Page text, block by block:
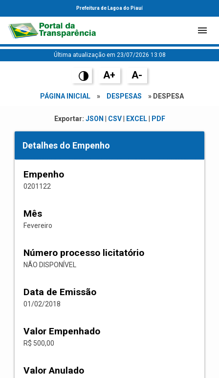
Prefeitura de Lagoa do Piauí
Última atualização em 23/07/2026 13:08
A+ A-
PÁGINA INICIAL » DESPESAS » DESPESA
Exportar: JSON CSV| EXCEL| PDF
Detalhes do Empenho
Empenho
0201122
Mês
Fevereiro
Número processo licitatório
NÃO DISPONÍVEL
Data de Emissão
01/02/2018
Valor Empenhado
R$ 500,00
Valor Anulado